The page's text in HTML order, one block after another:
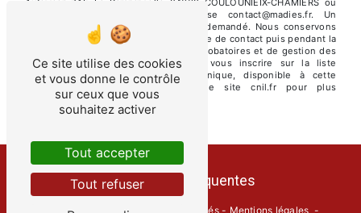
Autissier ZAE La Rampinsolle 24660 COULOUNIEIX-CHAMIERS ou
par courrier électronique à l'adresse contact@madies.fr. Un
justificatif d'identité pourra vous être demandé. Nous conservons
vos données pendant la période de prise de contact puis pendant la
durée de prescription légale aux fins probatoires et de gestion des
contentieux. Vous avez le droit de vous inscrire sur la liste
d'opposition au démarchage téléphonique, disponible à cette
adresse:Bloctel.gouv.fr . Consultez le site cnil.fr pour plus
d’informations sur vos droits.
Recherches fréquentes
Vistalid - 2026 - Tous droits réservés - Mentions légales -
Ce site utilise des cookies
et vous donne le contrôle
sur ceux que vous
souhaitez activer
Tout accepter
Tout refuser